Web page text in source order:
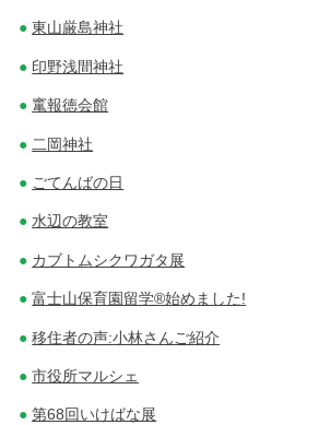
東山厳島神社
印野浅間神社
竃報徳会館
二岡神社
ごてんばの日
水辺の教室
カブトムシクワガタ展
富士山保育園留学®始めました!
移住者の声:小林さんご紹介
市役所マルシェ
第68回いけばな展